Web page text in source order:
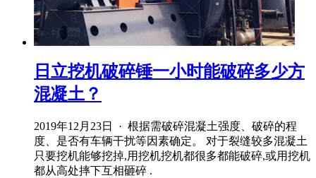
日立挖机破碎锤一小时能破碎多少方
混凝土？
2019年12月23日 · 根据需破碎混凝土强度、破碎的程
度、是否有车辆干扰等因素确定。 对于裂缝较多混凝土
只要挖机能够挖掉,用挖机挖机都很多都能破碎,或用挖机
都从高处摔下互相砸碎 .